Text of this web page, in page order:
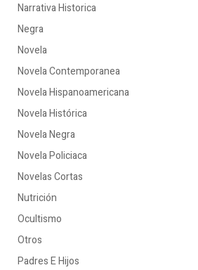
Narrativa Historica
Negra
Novela
Novela Contemporanea
Novela Hispanoamericana
Novela Histórica
Novela Negra
Novela Policiaca
Novelas Cortas
Nutrición
Ocultismo
Otros
Padres E Hijos